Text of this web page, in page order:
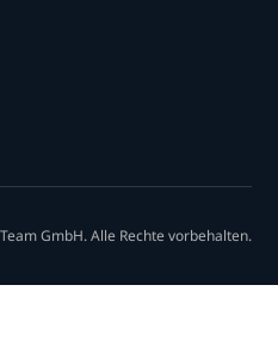
GmbH. Alle Rechte vorbehalten.